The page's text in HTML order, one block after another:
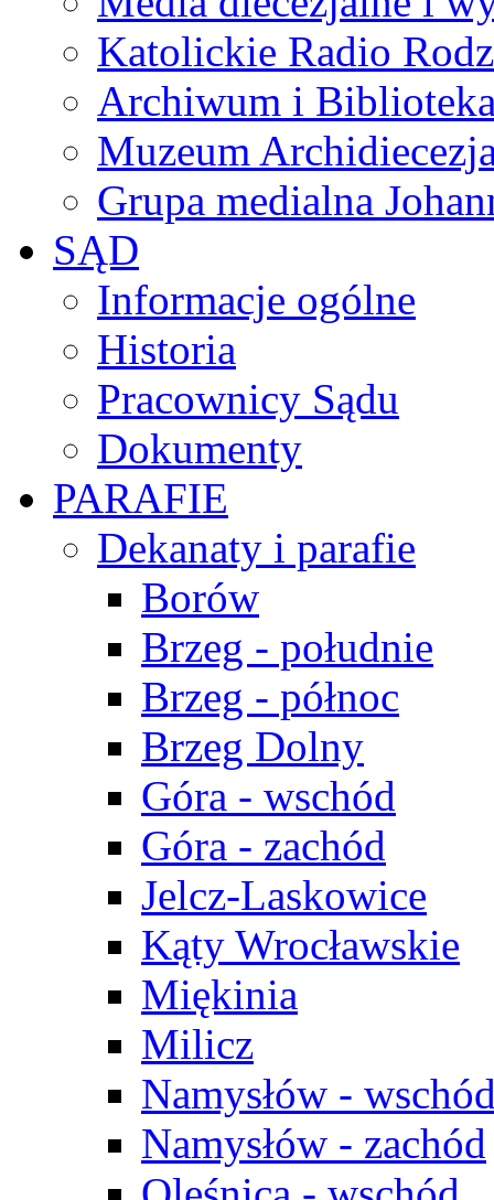
Katolickie Radio
Archiwum i
Muzeum
Grupa medialna
SĄD
Informacje ogólne
Historia
Pracownicy Sądu
Dokumenty
PARAFIE
Dekanaty i parafie
Borów
Brzeg - południe
Brzeg - północ
Brzeg Dolny
Góra - wschód
Góra - zachód
Jelcz-Laskowice
Kąty Wrocławskie
Miękinia
Milicz
Namysłów -
Namysłów - zachód